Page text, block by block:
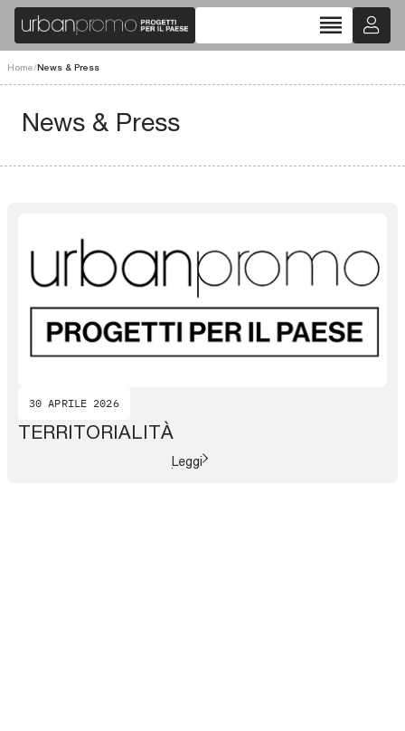
reorder
Home/News & Press
News & Press
30 APRILE 2026
TERRITORIALITÀ
Leggi